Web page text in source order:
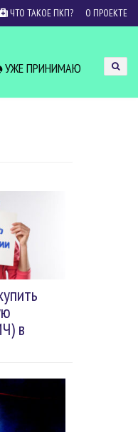
ЧТО ТАКОЕ ПКП? О ПРОЕКТЕ
УЖЕ ПРИНИМАЮ
в